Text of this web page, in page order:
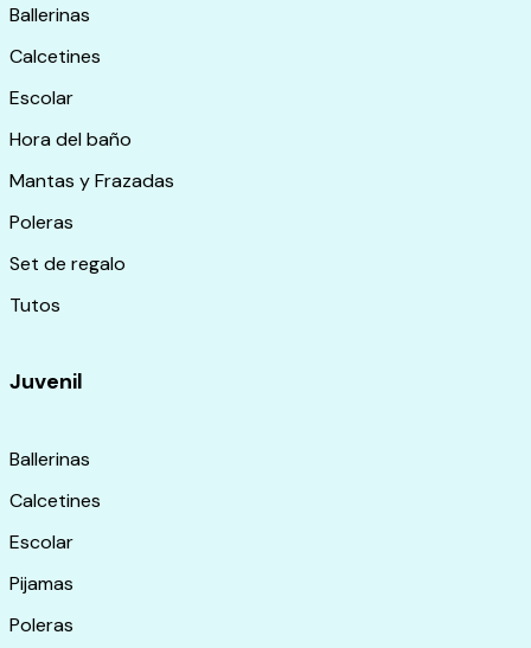
Ballerinas
Calcetines
Escolar
Hora del baño
Mantas y Frazadas
Poleras
Set de regalo
Tutos
Juvenil
Ballerinas
Calcetines
Escolar
Pijamas
Poleras